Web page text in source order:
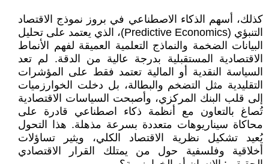
كذلك، أسهم الذكاء الاصطناعي في بروز نموذج الاقتصاد
التنبؤي (Predictive Economics)، الذي يعتمد على تحليل
البيانات الضخمة والنماذج التعلمية العميقة لفهم الأنماط
الاقتصادية المستقبلية بدرجة عالية من الدقة. لم تعد
السياسة النقدية أو المالية تعتمد فقط على المؤشرات
التقليدية مثل التضخم والبطالة، بل دخلت الخوارزميات
إلى قلب البنك المركزي، وأصبحت السياسات الاقتصادية
تُصاغ بالتعاون مع أنظمة ذكاء اصطناعي قادرة على
محاكاة سيناريوهات متعددة بسرعة مذهلة. هذا التحول
يُعيد تشكيل نظرية الاقتصاد الكلي، ويثير تساؤلات
أخلاقية وفلسفية حول من يمتلك القرار الاقتصادي